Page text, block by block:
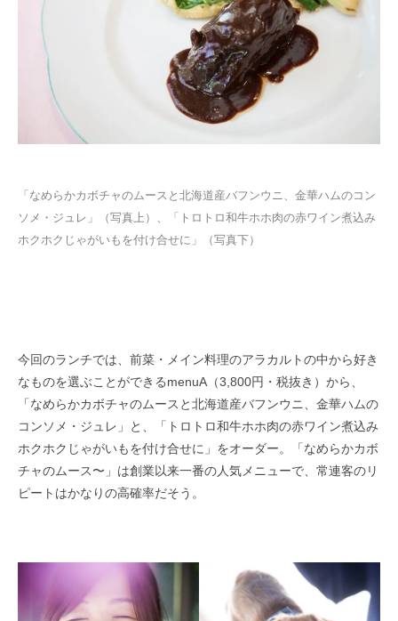
「なめらかカボチャのムースと北海道産バフンウニ、金華ハムのコン
ソメ・ジュレ」（写真上）、「トロトロ和牛ホホ肉の赤ワイン煮込み
ホクホクじゃがいもを付け合せに」（写真下）
今回のランチでは、前菜・メイン料理のアラカルトの中から好き
なものを選ぶことができるmenuA（3,800円・税抜き）から、
「なめらかカボチャのムースと北海道産バフンウニ、金華ハムの
コンソメ・ジュレ」と、「トロトロ和牛ホホ肉の赤ワイン煮込み
ホクホクじゃがいもを付け合せに」をオーダー。「なめらかカボ
チャのムース〜」は創業以来一番の人気メニューで、常連客のリ
ピートはかなりの高確率だそう。